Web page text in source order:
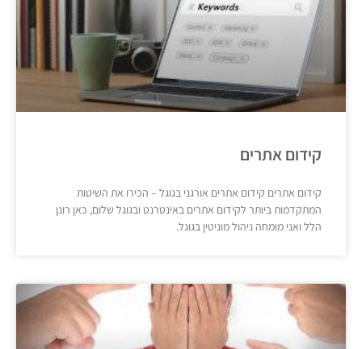
קידום אתרים
קידום אתרים קידום אתרים אורגני בגוגל – הכירו את השיטות
המתקדמות ביותר לקידום אתרים באינטרנט ובגוגל שלום, כאן רונן
הלל ואני מומחה ניהול מוניטין בגוגל.